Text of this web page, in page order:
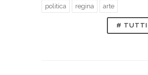
politica regina arte
# TUTTI